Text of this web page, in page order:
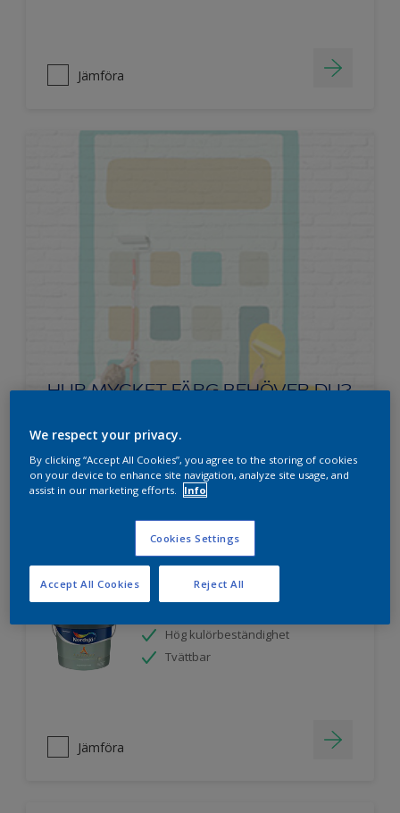
Jämföra
HUR MYCKET FÄRG BEHÖVER DU?
Prova vår färgkalkylator
Nordsjö Ambiance Superfinish Matt
snickerifärg
Hög kulörbeständighet
Tvättbar
Jämföra
We respect your privacy.
By clicking “Accept All Cookies”, you agree to the storing of cookies
on your device to enhance site navigation, analyze site usage, and
assist in our marketing efforts.
Info
Cookies Settings
Reject All
Accept All Cookies